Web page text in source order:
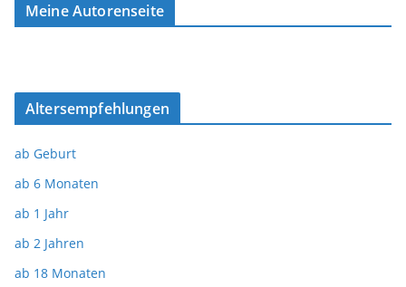
Meine Autorenseite
Altersempfehlungen
ab Geburt
ab 6 Monaten
ab 1 Jahr
ab 2 Jahren
ab 18 Monaten